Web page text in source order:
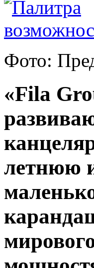
Фото:
«Fila
летнюю